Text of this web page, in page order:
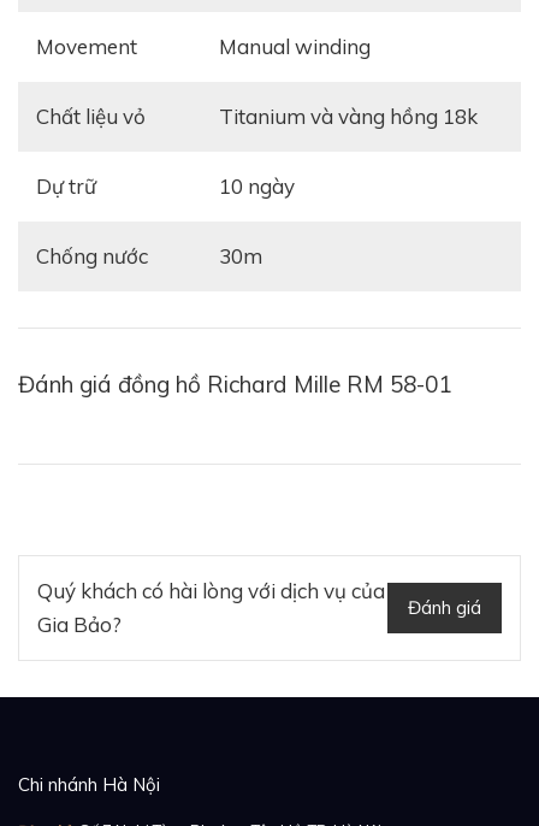
Movement manual winding
Chất liệu vỏ titanium và vàng hồng 18k
Dự trữ 10 ngày
Chống nước 30m
Đánh giá đồng hồ Richard Mille RM 58-01
Quý khách có hài lòng với dịch vụ của
Gia Bảo?
Đánh giá
Chi nhánh Hà Nội